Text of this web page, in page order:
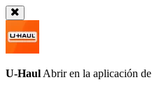
U-Haul Abrir en la aplicación de